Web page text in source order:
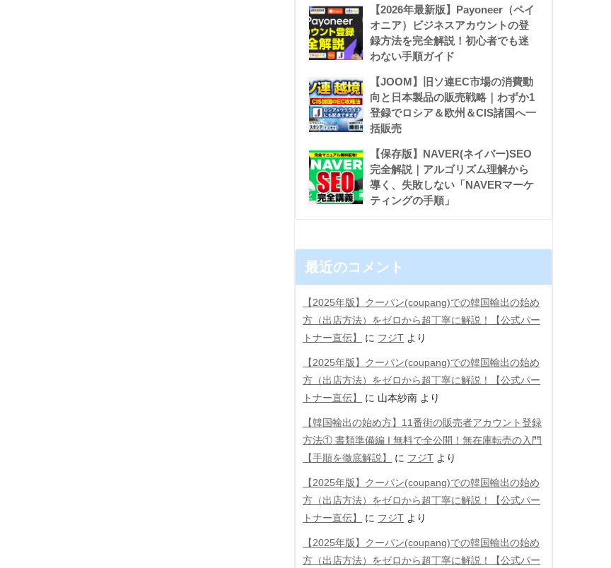
【2026年最新版】Payoneer（ペイ
オニア）ビジネスアカウントの登
録方法を完全解説！初心者でも迷
わない手順ガイド
【JOOM】旧ソ連EC市場の消費動
向と日本製品の販売戦略｜わずか1
登録でロシア＆欧州＆CIS諸国へ一
括販売
【保存版】NAVER(ネイバー)SEO
完全解説｜アルゴリズム理解から
導く、失敗しない「NAVERマーケ
ティングの手順」
最近のコメント
【2025年版】クーパン(coupang)での韓国輸出の始め
方（出店方法）をゼロから超丁寧に解説！【公式パー
トナー直伝】
に フジT より
【2025年版】クーパン(coupang)での韓国輸出の始め
方（出店方法）をゼロから超丁寧に解説！【公式パー
トナー直伝】
に 山本紗南 より
【韓国輸出の始め方】11番街の販売者アカウント登録
方法① 書類準備編 Ι 無料で全公開！無在庫転売の入門
【手順を徹底解説】
に フジT より
【2025年版】クーパン(coupang)での韓国輸出の始め
方（出店方法）をゼロから超丁寧に解説！【公式パー
トナー直伝】
に フジT より
【2025年版】クーパン(coupang)での韓国輸出の始め
方（出店方法）をゼロから超丁寧に解説！【公式パー